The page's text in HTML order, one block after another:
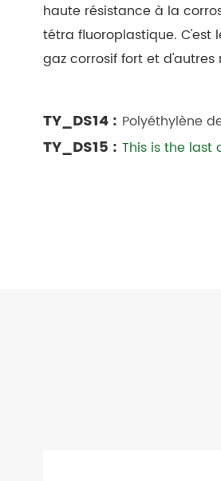
haute résistance à la
tétra fluoroplastique. C'est
gaz corrosif fort et d'autres
TY_DS14 : Polyéthylène
TY_DS15 : This is the last